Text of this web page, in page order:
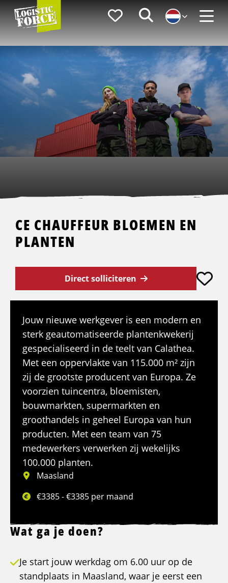
Logistic
Force
FavorietenZoeken
CE CHAUFFEUR BLOEMEN EN
PLANTEN
Direct solliciteren
Jouw nieuwe werkgever is een modern en
sterk geautomatiseerde plantenkwekerij
gespecialiseerd in de teelt van Calathea.
Met een oppervlakte van 115.000 m² zijn
zij de grootste producent van Europa. Ze
voorzien tuincentra, bloemisten,
bouwmarkten, supermarkten en
groothandels in geheel Europa van hun
producten. Met een team van 75
medewerkers verwerken zij wekelijks
100.000 planten.
Maasland
€3385 - €3385 per maand
Wat ga je doen?
Je start jouw werkdag om 6.00 uur op de
standplaats in Maasland, waar je eerst een